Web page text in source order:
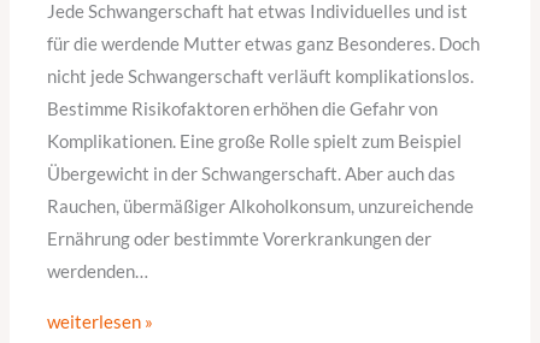
Jede Schwangerschaft hat etwas Individuelles und ist
für die werdende Mutter etwas ganz Besonderes. Doch
nicht jede Schwangerschaft verläuft komplikationslos.
Bestimme Risikofaktoren erhöhen die Gefahr von
Komplikationen. Eine große Rolle spielt zum Beispiel
Übergewicht in der Schwangerschaft. Aber auch das
Rauchen, übermäßiger Alkoholkonsum, unzureichende
Ernährung oder bestimmte Vorerkrankungen der
werdenden…
weiterlesen »